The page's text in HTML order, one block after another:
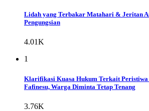
Lidah yang Terbakar Matahari & Jeritan
Pengungsian
4.01K
1
Klarifikasi Kuasa Hukum Terkait Peristiwa
Fafinesu, Warga Diminta Tetap Tenang
3.76K